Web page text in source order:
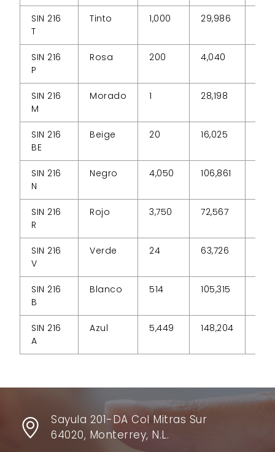
SIN 216
T
Tinto 1,000 29,986
SIN 216
P
Rosa 200 4,040
SIN 216
M
Morado 1 28,198
SIN 216
BE
Beige 20 16,025
SIN 216
N
Negro 4,050 106,861
SIN 216
R
Rojo 3,750 72,567
SIN 216
V
Verde 24 63,726
SIN 216
B
Blanco 514 105,315
SIN 216
A
Azul 5,449 148,204
Sayula 201-DA Col Mitras Sur
64020, Monterrey, N.L.